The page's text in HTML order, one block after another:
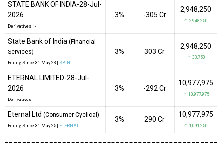
STATE BANK OF INDIA-28-Jul-
2026
Derivatives -
3% -₹305 Cr
2,948,250
↑ 2,948,250
State Bank of India (Financial
Services)
Equity, Since 31 May 23 | SBIN
3% ₹303 Cr
2,948,250
↑ 33,750
ETERNAL LIMITED-28-Jul-
2026
Derivatives -
3% -₹292 Cr
10,977,975
↑ 10,977,975
Eternal Ltd (Consumer Cyclical)
Equity, Since 31 May 25 | ETERNAL
3% ₹290 Cr
10,977,975
↑ 1,091,250